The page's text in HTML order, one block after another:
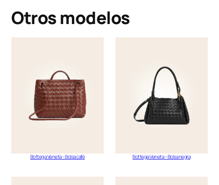
Otros modelos
Bottega Veneta – Bolsa café Bottega Veneta – Bolsa negra